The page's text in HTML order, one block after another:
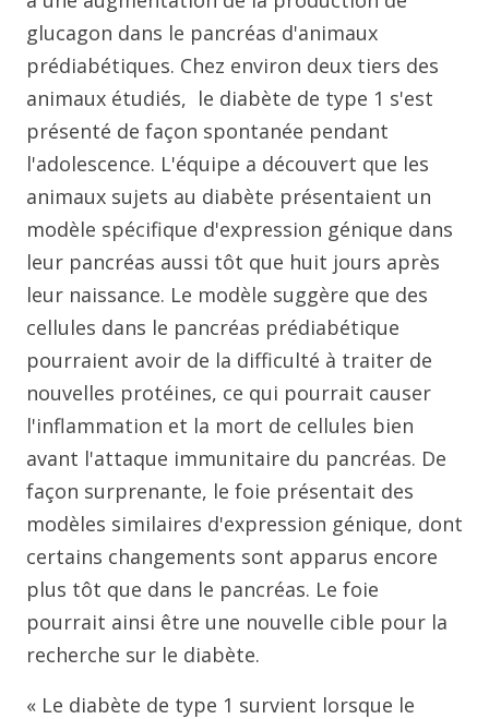
glucagon dans le pancréas d'animaux
prédiabétiques. Chez environ deux tiers des
animaux étudiés, le diabète de type 1 s'est
présenté de façon spontanée pendant
l'adolescence. L'équipe a découvert que les
animaux sujets au diabète présentaient un
modèle spécifique d'expression génique dans
leur pancréas aussi tôt que huit jours après
leur naissance. Le modèle suggère que des
cellules dans le pancréas prédiabétique
pourraient avoir de la difficulté à traiter de
nouvelles protéines, ce qui pourrait causer
l'inflammation et la mort de cellules bien
avant l'attaque immunitaire du pancréas. De
façon surprenante, le foie présentait des
modèles similaires d'expression génique, dont
certains changements sont apparus encore
plus tôt que dans le pancréas. Le foie
pourrait ainsi être une nouvelle cible pour la
recherche sur le diabète.
« Le diabète de type 1 survient lorsque le